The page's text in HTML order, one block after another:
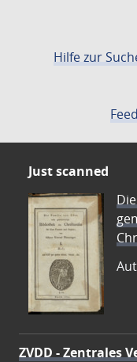
Hilfe zur
Just scanned
ZVDD - Zentrales